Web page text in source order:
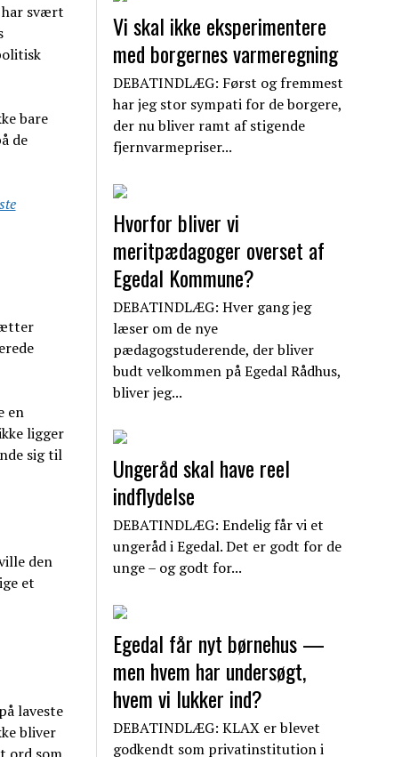
har svært
bare
de
en
ligger
sig til
den
et
laveste
bliver
Vi skal ikke eksperimentere
med borgernes varmeregning
DEBATINDLÆG: Først og fremmest
har jeg stor sympati for de borgere,
der nu bliver ramt af stigende
fjernvarmepriser...
Hvorfor bliver vi
meritpædagoger overset af
Egedal Kommune?
DEBATINDLÆG: Hver gang jeg
læser om de nye
pædagogstuderende, der bliver
budt velkommen på Egedal Rådhus,
bliver jeg...
Ungeråd skal have reel
indflydelse
DEBATINDLÆG: Endelig får vi et
ungeråd i Egedal. Det er godt for de
unge – og godt for...
Egedal får nyt børnehus —
men hvem har undersøgt,
hvem vi lukker ind?
DEBATINDLÆG: KLAX er blevet
godkendt som privatinstitution i